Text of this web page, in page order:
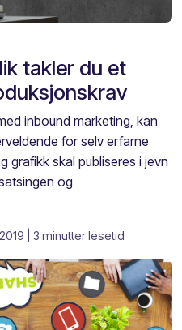
takler du et
inbound marketing, kan
for selv erfarne
grafikk skal publiseres i jevn
og
| 3 minutter lesetid